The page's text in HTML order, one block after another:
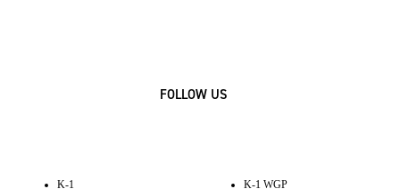
FOLLOW US
K-1 K-1 WGP